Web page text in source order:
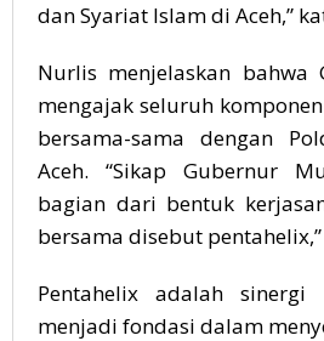
dan Syariat Islam di Aceh,”
Nurlis menjelaskan bahwa
mengajak seluruh
bersama-sama dengan
Aceh. “Sikap Gubernur
bagian dari bentuk
bersama disebut
Pentahelix adalah
menjadi fondasi dalam